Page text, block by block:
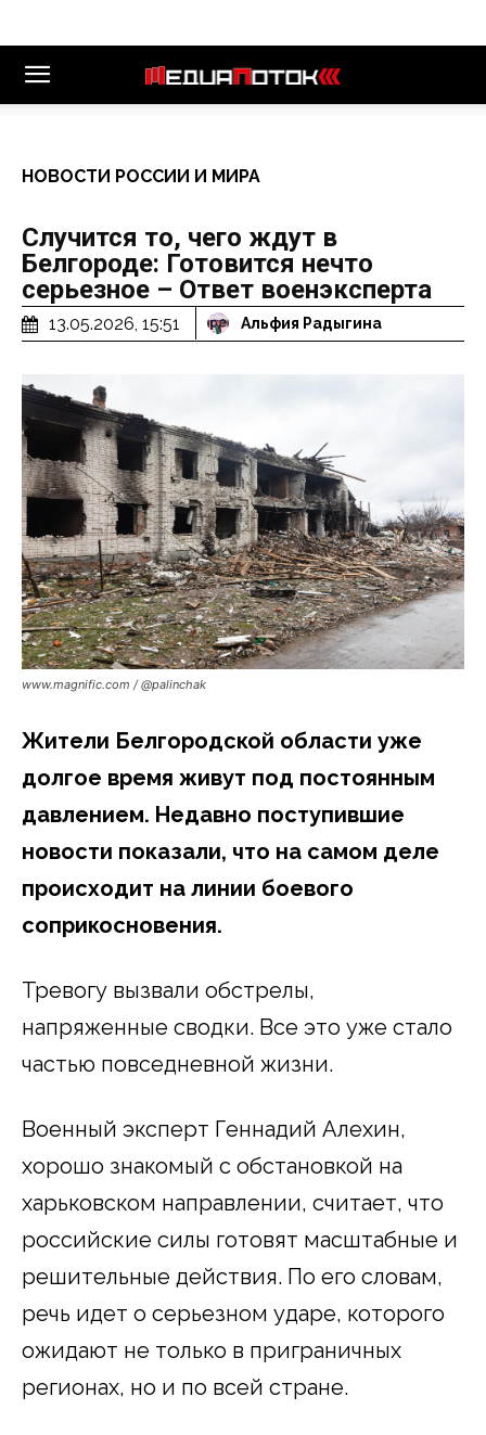
НОВОСТИ РОССИИ И МИРА
Случится то, чего ждут в
Белгороде: Готовится нечто
серьезное – Ответ военэксперта
13.05.2026, 15:51 Альфия Радыгина
www.magnific.com / @palinchak
Жители Белгородской области уже
долгое время живут под постоянным
давлением. Недавно поступившие
новости показали, что на самом деле
происходит на линии боевого
соприкосновения.
Тревогу вызвали обстрелы,
напряженные сводки. Все это уже стало
частью повседневной жизни.
Военный эксперт Геннадий Алехин,
хорошо знакомый с обстановкой на
харьковском направлении, считает, что
российские силы готовят масштабные и
решительные действия. По его словам,
речь идет о серьезном ударе, которого
ожидают не только в приграничных
регионах, но и по всей стране.